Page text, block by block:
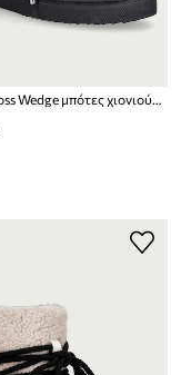
Inuikii Gloss Wedge μπότες χιονιού Γυναικείες δερμάτινες